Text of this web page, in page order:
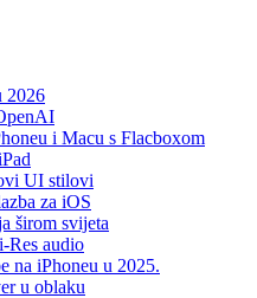
2026
i Macu s Flacboxom
UI stilovi
za iOS
širom svijeta
Res audio
na iPhoneu u 2025.
u oblaku